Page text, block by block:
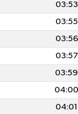
03:53
03:55
03:56
03:57
03:59
04:00
04:01